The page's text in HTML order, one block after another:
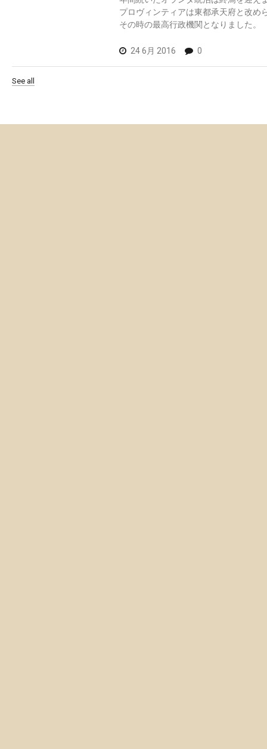
プロヴィンティアは東都承天府と改め
その時の最高行政機関となりました。
24 6月 2016 0
See all